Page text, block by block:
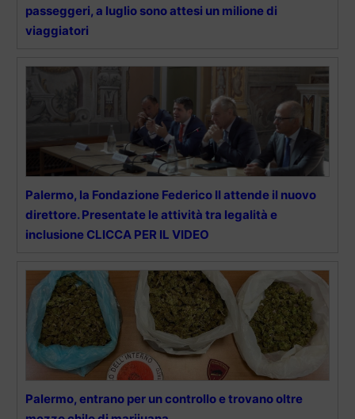
passeggeri, a luglio sono attesi un milione di
viaggiatori
Palermo, la Fondazione Federico II attende il nuovo
direttore. Presentate le attività tra legalità e
inclusione CLICCA PER IL VIDEO
Palermo, entrano per un controllo e trovano oltre